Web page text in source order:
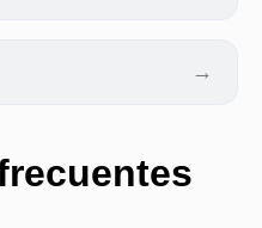
→